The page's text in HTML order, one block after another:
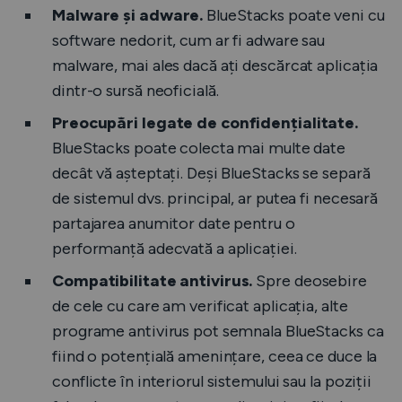
Malware și adware. BlueStacks poate veni cu
software nedorit, cum ar fi adware sau
malware, mai ales dacă ați descărcat aplicația
dintr-o sursă neoficială.
Preocupări legate de confidențialitate.
BlueStacks poate colecta mai multe date
decât vă așteptați. Deși BlueStacks se separă
de sistemul dvs. principal, ar putea fi necesară
partajarea anumitor date pentru o
performanță adecvată a aplicației.
Compatibilitate antivirus. Spre deosebire
de cele cu care am verificat aplicația, alte
programe antivirus pot semnala BlueStacks ca
fiind o potențială amenințare, ceea ce duce la
conflicte în interiorul sistemului sau la poziții